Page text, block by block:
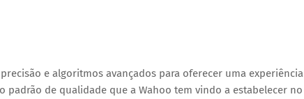
e algoritmos avançados para oferecer uma experiência
padrão de qualidade que a Wahoo tem vindo a estabelecer no